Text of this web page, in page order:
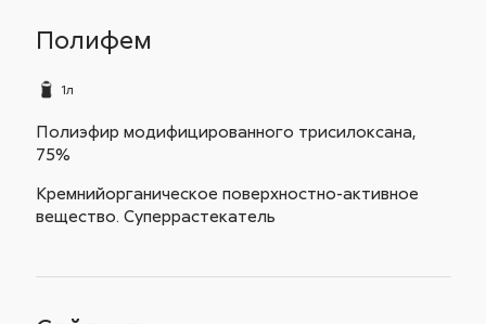
Полифем
1л
Полиэфир модифицированного трисилоксана,
75%
Кремнийорганическое поверхностно-активное
вещество. Суперрастекатель